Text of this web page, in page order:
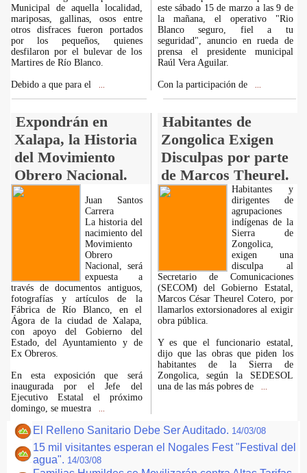
Municipal de aquella localidad,
mariposas, gallinas, osos entre
otros disfraces fueron portados
por los pequeños, quienes
desfilaron por el bulevar de los
Martires de Río Blanco.
Debido a que para el
este sábado 15 de marzo a las 9 de
la mañana, el operativo "Rio
Blanco seguro, fiel a tu
seguridad", anuncio en rueda de
prensa el presidente municipal
Raúl Vera Aguilar.
Con la participación de
Expondrán en
Xalapa, la Historia
del Movimiento
Obrero Nacional.
Habitantes de
Zongolica Exigen
Disculpas por parte
de Marcos Theurel.
Juan Santos
Carrera
La historia del
nacimiento del
Movimiento
Obrero
Nacional, será
expuesta a
través de documentos antiguos,
fotografías y artículos de la
Fábrica de Río Blanco, en el
Ágora de la ciudad de Xalapa,
con apoyo del Gobierno del
Estado, del Ayuntamiento y de
Ex Obreros.
En esta exposición que será
inaugurada por el Jefe del
Ejecutivo Estatal el próximo
domingo, se muestra
Habitantes y
dirigentes de
agrupaciones
indígenas de la
Sierra de
Zongolica,
exigen una
disculpa al
Secretario de Comunicaciones
(SECOM) del Gobierno Estatal,
Marcos César Theurel Cotero, por
llamarlos extorsionadores al exigir
obra pública.
Y es que el funcionario estatal,
dijo que las obras que piden los
habitantes de la Sierra de
Zongolica, según la SEDESOL
una de las más pobres de
El Relleno Sanitario Debe Ser Auditado. 14/03/08
15 mil visitantes esperan el Nogales Fest "Festival del
agua". 14/03/08